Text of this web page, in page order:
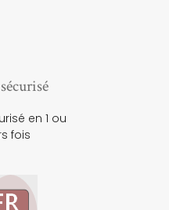
en 1 ou
fois